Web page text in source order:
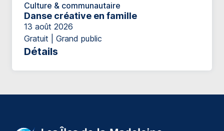
Culture & communautaire
Danse créative en famille
13 août 2026
Gratuit | Grand public
Détails